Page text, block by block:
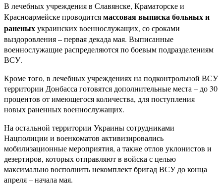
В лечебных учреждения в Славянске, Краматорске и
Красноармейске проводитсямассовая выписка больных и
раненыхукраинских военнослужащих, со сроками
выздоровления – первая декада мая. Выписанные
военнослужащие распределяются по боевым подразделениям
ВСУ.
Кроме того, в лечебных учреждениях на подконтрольной ВСУ
территории Донбасса готовятся дополнительные места – до 30
процентов от имеющегося количества, для поступления
новых раненных военнослужащих.
На остальной территории Украины сотрудниками
Нацполиции и военкоматов активизировались
мобилизационные мероприятия, а также отлов уклонистов и
дезертиров, которых отправляют в войска с целью
максимально восполнить некомплект бригад ВСУ до конца
апреля – начала мая.